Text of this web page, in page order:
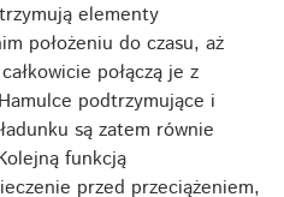
elementy
położeniu do czasu, aż
połączą je z
podtrzymujące i
są zatem równie
funkcją
przed przeciążeniem,